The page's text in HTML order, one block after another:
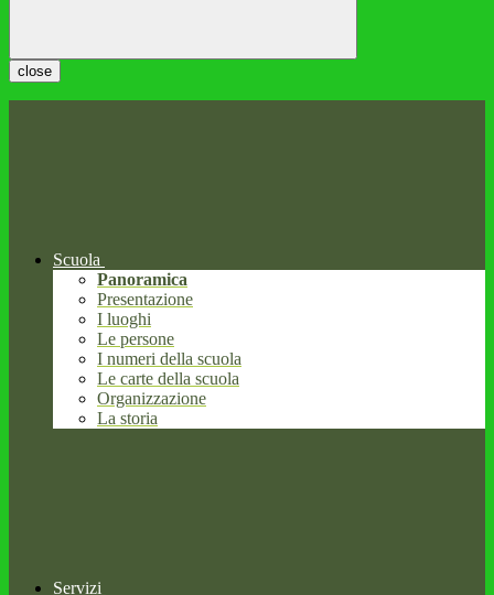
close
Scuola
Panoramica
Presentazione
I luoghi
Le persone
I numeri della scuola
Le carte della scuola
Organizzazione
La storia
Servizi